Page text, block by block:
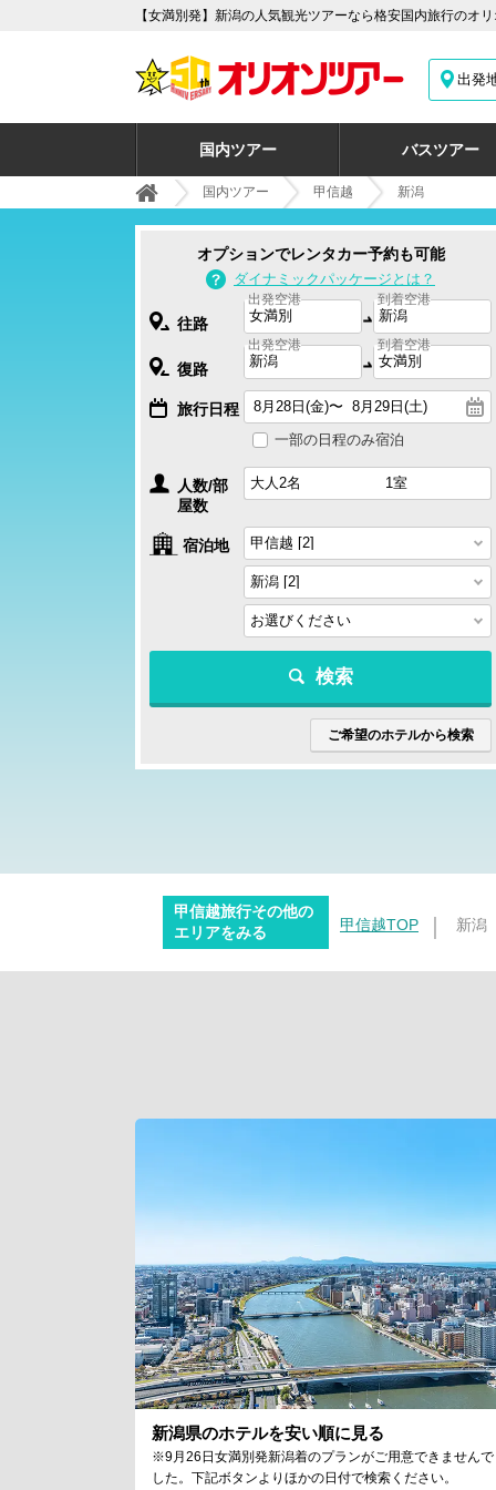
【女満別発】新潟の人気観光ツアーなら格安国内旅行のオ
出発
国内ツアー バスツアー
国内ツアー 甲信越 新潟
オプションでレンタカー予約も可能
ダイナミックパッケージとは？
往路
出発空港 到着空港
復路
出発空港 到着空港
旅行日程
一部の日程のみ宿泊
人数/部
屋数
宿泊地
検索
ご希望のホテルから検索
甲信越旅行その他の
エリアをみる
甲信越TOP 新潟
新潟県のホテルを安い順に見る
※9月26日女満別発新潟着のプランがご用意できませんで
した。下記ボタンよりほかの日付で検索ください。